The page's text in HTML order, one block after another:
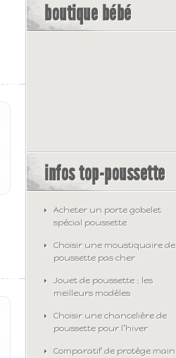
boutique bébé
infos top-poussette
Acheter un porte gobelet
spécial poussette
Choisir une moustiquaire de
poussette pas cher
Jouet de poussette : les
meilleurs modèles
Choisir une chancelière de
poussette pour l’hiver
Comparatif de protège main